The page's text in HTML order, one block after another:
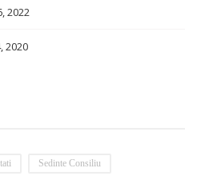
2022
2020
Sedinte Consiliu